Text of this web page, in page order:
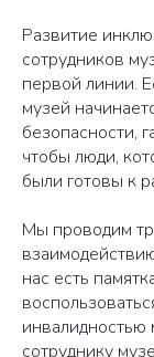
Развитие
сотрудников
первой линии.
музей
безопасности,
чтобы люди,
были готовы к
Мы проводим
нас есть
сотруднику